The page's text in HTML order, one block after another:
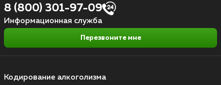
Кодирование алкоголизма
8 (800) 301-97-09
Информационная служба
Перезвоните мне